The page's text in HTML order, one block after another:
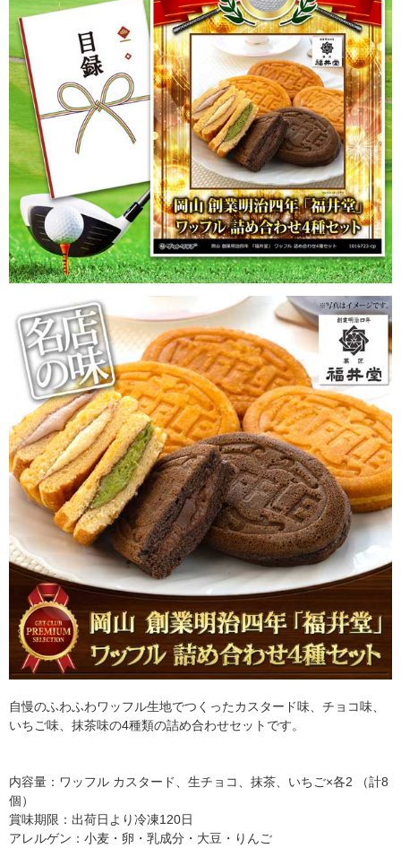
自慢のふわふわワッフル生地でつくったカスタード味、チョコ味、
いちご味、抹茶味の4種類の詰め合わせセットです。
内容量：ワッフル カスタード、生チョコ、抹茶、いちご×各2 （計8
個）
賞味期限：出荷日より冷凍120日
アレルゲン：小麦・卵・乳成分・大豆・りんご